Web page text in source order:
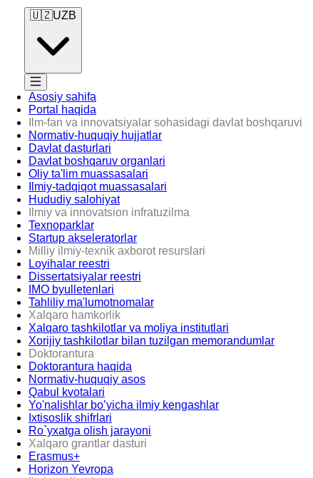
🇺🇿UZB
Asosiy sahifa
Portal haqida
Ilm-fan va innovatsiyalar sohasidagi davlat boshqaruvi
Normativ-huquqiy hujjatlar
Davlat dasturlari
Davlat boshqaruv organlari
Oliy ta'lim muassasalari
Ilmiy-tadqiqot muassasalari
Hududiy salohiyat
Ilmiy va innovatsion infratuzilma
Texnoparklar
Startup akseleratorlar
Milliy ilmiy-texnik axborot resurslari
Loyihalar reestri
Dissertatsiyalar reestri
IMO byulletenlari
Tahliliy ma'lumotnomalar
Xalqaro hamkorlik
Xalqaro tashkilotlar va moliya institutlari
Xorijiy tashkilotlar bilan tuzilgan memorandumlar
Doktorantura
Doktorantura haqida
Normativ-huquqiy asos
Qabul kvotalari
Yo'nalishlar bo’yicha ilmiy kengashlar
Ixtisoslik shifrlari
Ro`yxatga olish jarayoni
Xalqaro grantlar dasturi
Erasmus+
Horizon Yevropa